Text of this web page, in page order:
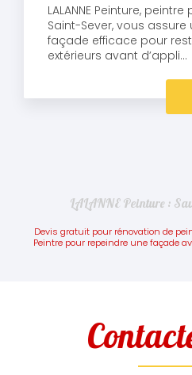
LALANNE Peinture,
Saint-Sever, vous
façade efficace pour
extérieurs avant d’appli...
LALANNE Peinture :
Devis gratuit pour rénovation de
Peintre pour repeindre une façade